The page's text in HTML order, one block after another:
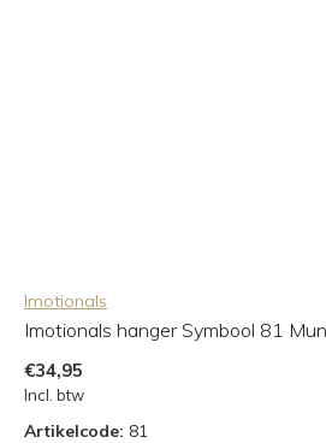
Imotionals
Imotionals hanger Symbool 81
€34,95
Incl. btw
Artikelcode: 81